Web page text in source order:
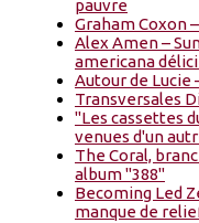
pauvre
Graham Coxon
Alex Amen –
americana
Autour de Lucie
Transversales
"Les cassettes
venues d'un
The Coral,
album "388"
Becoming Led
manque de